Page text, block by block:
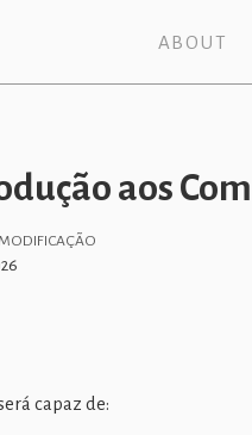
ABOUT
aos
capaz de: